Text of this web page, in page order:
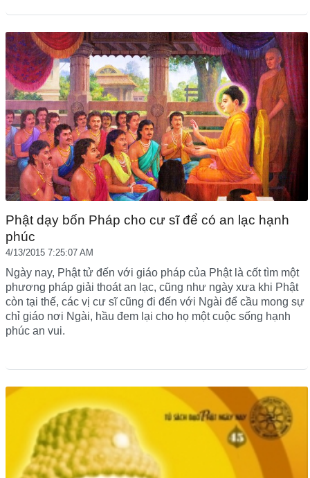
Phật dạy bốn Pháp cho cư sĩ để có an lạc hạnh
phúc
4/13/2015 7:25:07 AM
Ngày nay, Phật tử đến với giáo pháp của Phật là cốt tìm một
phương pháp giải thoát an lạc, cũng như ngày xưa khi Phật
còn tại thế, các vị cư sĩ cũng đi đến với Ngài để cầu mong sự
chỉ giáo nơi Ngài, hầu đem lại cho họ một cuộc sống hạnh
phúc an vui.